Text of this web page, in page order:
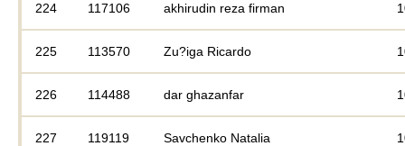
224 117106 akhirudin reza firman
225 113570 Zu?iga Ricardo
226 114488 dar ghazanfar
227 119119 Savchenko Natalia